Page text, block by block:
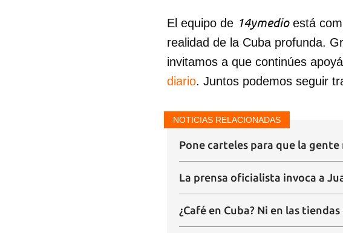
El equipo de 14ymedioestá
realidad de la Cuba profunda.
invitamos a que continúes
diario. Juntos podemos seguir
NOTICIAS RELACIONADAS
Pone carteles para que la
La prensa oficialista invoca a
¿Café en Cuba? Ni en las